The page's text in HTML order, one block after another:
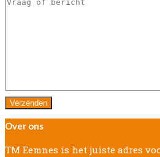
Over ons
TM Eemnes is het juiste adres